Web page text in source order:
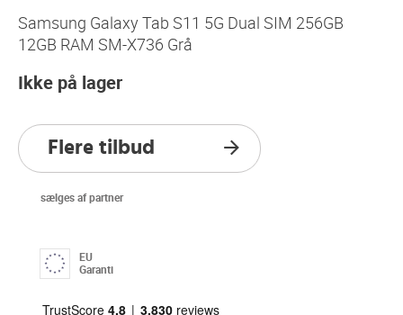
Samsung Galaxy Tab S11 5G Dual SIM 256GB
12GB RAM SM-X736 Grå
Ikke på lager
Flere tilbud
sælges af partner
EU
Garanti